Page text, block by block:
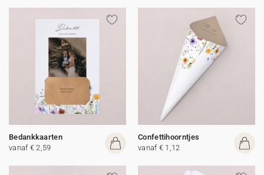
Bedankkaarten
vanaf € 2,59
Confettihoorntjes
vanaf € 1,12